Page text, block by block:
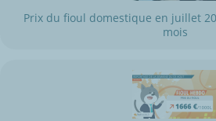
Prix du fioul domestique en juillet
mois